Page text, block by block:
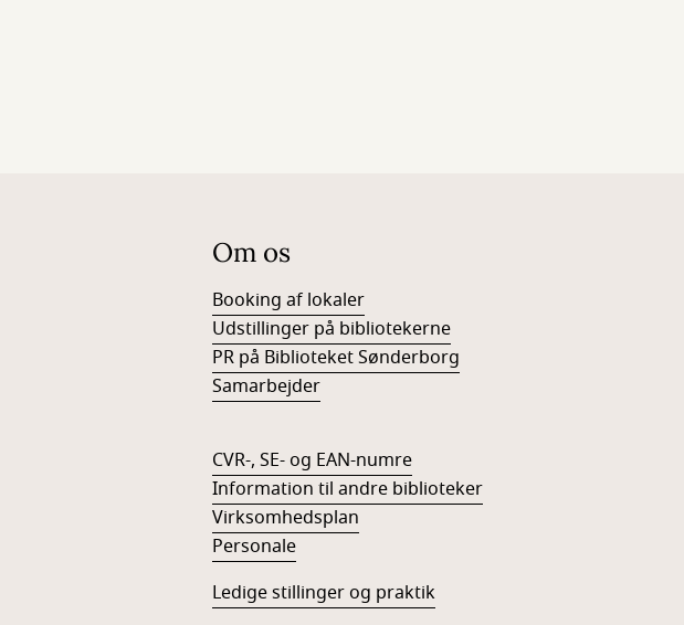
Om os
Booking af lokaler
Udstillinger på bibliotekerne
PR på Biblioteket Sønderborg
Samarbejder
CVR-, SE- og EAN-numre
Information til andre biblioteker
Virksomhedsplan
Personale
Ledige stillinger og praktik